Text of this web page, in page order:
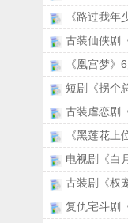
《路过我
古装仙侠剧
《凰宫梦
短剧《拐个
古装虐恋剧
《黑莲花
电视剧《白
古装剧《权
复仇宅斗剧